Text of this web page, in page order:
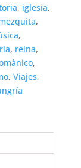
, iglesia,
,
,
, reina,
,
, Viajes,